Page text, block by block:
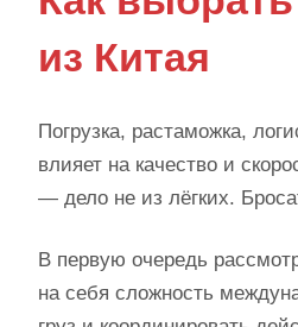
из Китая
Погрузка, растаможка,
влияет на качество и
— дело не из лёгких.
В первую очередь
на себя сложность